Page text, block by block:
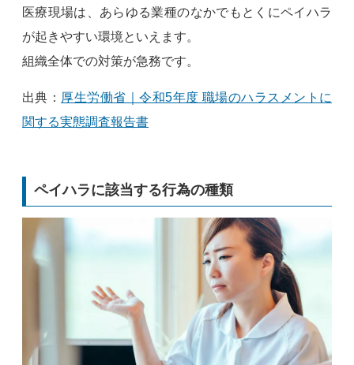
医療現場は、あらゆる業種のなかでもとくにペイハラ
が起きやすい環境といえます。
組織全体での対策が急務です。
出典： 厚生労働省｜令和5年度 職場のハラスメントに
関する実態調査報告書
ペイハラに該当する行為の種類